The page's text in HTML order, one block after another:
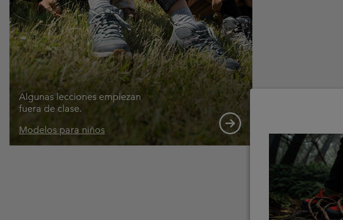
Algunas lecciones empiezan
fuera de clase.
Modelos para niños